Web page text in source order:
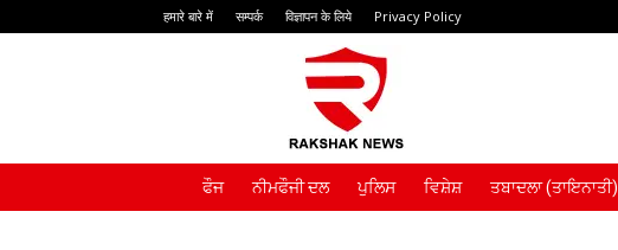
हमारे बारे में सम्पर्क विज्ञापन के लिये Privacy Policy
ਫੌਜ ਨੀਮਫੌਜੀ ਦਲ ਪੁਲਿਸ ਵਿਸ਼ੇਸ਼ ਤਬਾਦਲਾ (ਤਾਇਨਾਤੀ)